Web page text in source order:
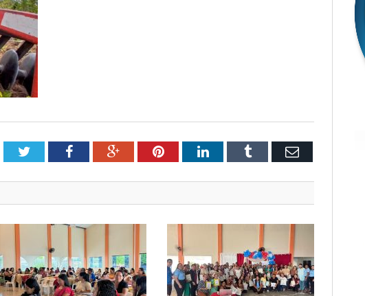
TwitterFacebookGoogle+PinterestLinkedInTumblr Email